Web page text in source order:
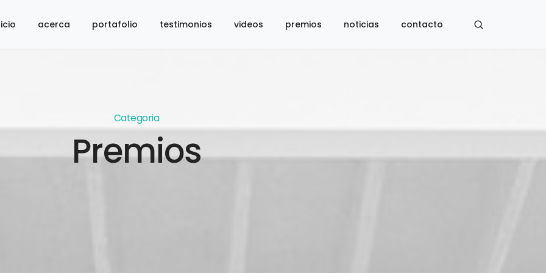
acerca portafolio testimonios videos premios noticias contacto
Categoria
Premios